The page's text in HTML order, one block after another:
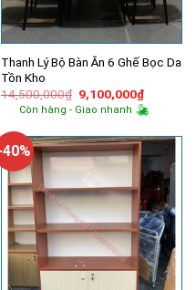
Thanh Lý Bộ Bàn Ăn 6 Ghế Bọc Da
Tồn Kho
14,500,000₫ Giá
gốc
là:
9,100,000₫Giá
hiện
tại
Còn hàng - Giao nhanh
40%